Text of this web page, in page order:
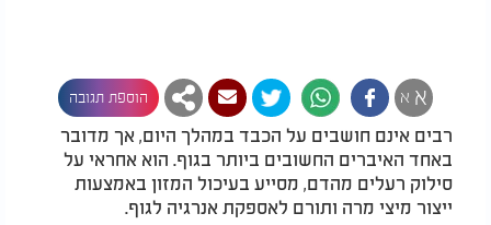
א א הוספת תגובה
רבים אינם חושבים על הכבד במהלך היום, אך מדובר
באחד האיברים החשובים ביותר בגוף. הוא אחראי על
סילוק רעלים מהדם, מסייע בעיכול המזון באמצעות
ייצור מיצי מרה ותורם לאספקת אנרגיה לגוף.